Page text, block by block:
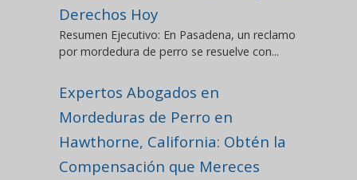
Derechos Hoy
Resumen Ejecutivo: En Pasadena, un reclamo
por mordedura de perro se resuelve con...
Expertos Abogados en
Mordeduras de Perro en
Hawthorne, California: Obtén la
Compensación que Mereces